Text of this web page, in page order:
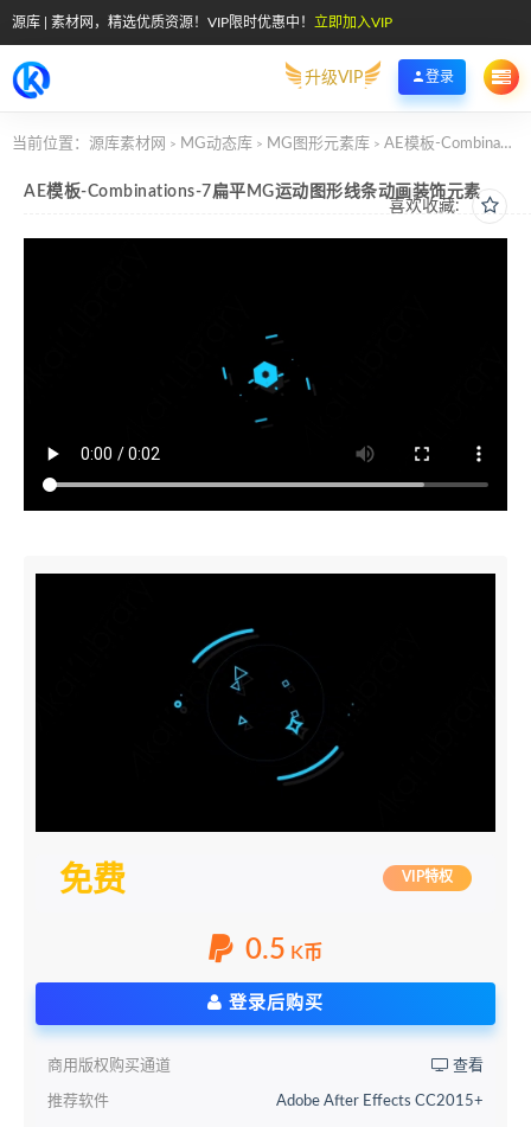
源库 | 素材网，精选优质资源！VIP限时优惠中！ 立即加入VIP
升级VIP 登录
当前位置： 源库素材网 > MG动态库 > MG图形元素库 > AE模板-Combinations-7扁平MG运动图形线条动画装饰元素
喜欢收藏:
AE模板-Combinations-7扁平MG运动图形线条动画装饰元素
免费 VIP特权
0.5 K币
登录后购买
商用版权购买通道 查看
推荐软件 Adobe After Effects CC2015+